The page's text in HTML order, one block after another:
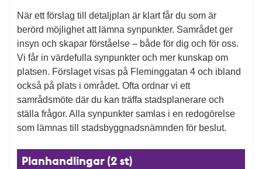
När ett förslag till detaljplan är klart får du som är
berörd möjlighet att lämna synpunkter. Samrådet ger
insyn och skapar förståelse – både för dig och för oss.
Vi får in värdefulla synpunkter och mer kunskap om
platsen. Förslaget visas på Fleminggatan 4 och ibland
också på plats i området. Ofta ordnar vi ett
samrådsmöte där du kan träffa stadsplanerare och
ställa frågor. Alla synpunkter samlas i en redogörelse
som lämnas till stadsbyggnadsnämnden för beslut.
Planhandlingar (2 st)